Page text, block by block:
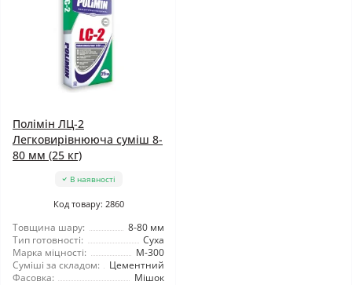
Полімін ЛЦ-2
Легковирівнююча суміш 8-
80 мм (25 кг)
В наявності
Код товару: 2860
Товщина шару:
8-80 мм
Тип готовності:
Суха
Марка міцності:
М-300
Суміші за складом:
Цементний
Фасовка:
Мішок